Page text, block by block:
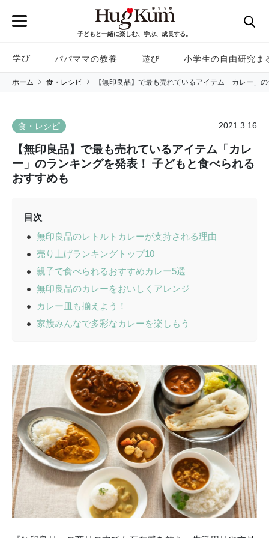
子どもと一緒に楽しむ、学ぶ、成長する。
学び パパママの教養 遊び 小学生の自由研究ま
ホーム 食・レシピ 【無印良品】で最も売れているアイテム「カレー」
食・レシピ 2021.3.16
【無印良品】で最も売れているアイテム「カレ
ー」のランキングを発表！ 子どもと食べられる
おすすめも
目次
無印良品のレトルトカレーが支持される理由
売り上げランキングトップ10
親子で食べられるおすすめカレー5選
無印良品のカレーをおいしくアレンジ
カレー皿も揃えよう！
家族みんなで多彩なカレーを楽しもう